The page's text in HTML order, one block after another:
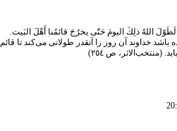
لَطَوّلَ اللهُ ذلِكَ الیومَ حَتّی یخرُجَ قائمُنا أَهْلَ البَیت.
باشد خداوند آن روز را آنقدر طولانی می‌کند تا قائم
(منتخب‌الاثر، ص ٢٥٤)